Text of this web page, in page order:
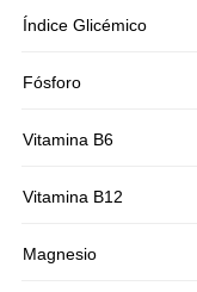
Índice Glicémico
Fósforo
Vitamina B6
Vitamina B12
Magnesio